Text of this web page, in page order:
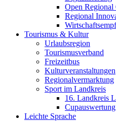
Open Regional
Regional
Tourismus & Kultur
Urlaubsregion
Tourismusverband
Freizeitbus
Kulturveranstaltungen
Regionalvermarktung
Sport im Landkreis
16. Landkreis
Cupauswertung
Leichte Sprache